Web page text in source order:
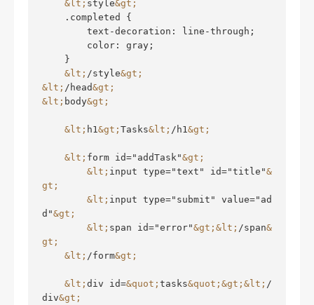
&lt; style&gt;
&lt; /style&gt;
&lt; /head&gt;
&lt; body&gt;
&lt; h1 &gt; Tasks&lt; /h1 &gt;
&lt; form id="addTask"&gt;
&lt; input type="text" id="title"&
gt;
&lt; input type="submit" value="ad
d"&gt;
&lt; span id="error"&gt; &lt; /span&
gt;
&lt; /form&gt;
&lt; div id=&quot; tasks&quot; &gt; &lt; /
div&gt;